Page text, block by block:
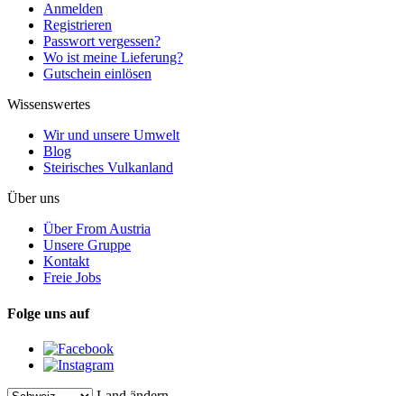
Anmelden
Registrieren
Passwort vergessen?
Wo ist meine Lieferung?
Gutschein einlösen
Wissenswertes
Wir und unsere Umwelt
Blog
Steirisches Vulkanland
Über uns
Über From Austria
Unsere Gruppe
Kontakt
Freie Jobs
Folge uns auf